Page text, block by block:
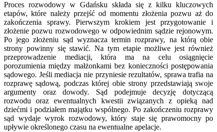
Proces rozwodowy w Gdańsku składa się z kilku kluczowych
etapów, które należy przejść od momentu złożenia pozwu aż do
zakończenia sprawy. Pierwszym krokiem jest przygotowanie i
złożenie pozwu rozwodowego w odpowiednim sądzie rejonowym.
Po jego złożeniu sąd wyznacza termin rozprawy, na którą obie
strony powinny się stawić. Na tym etapie możliwe jest również
przeprowadzenie mediacji, która ma na celu osiągnięcie
porozumienia między małżonkami bez konieczności postępowania
sądowego. Jeśli mediacja nie przyniesie rezultatów, sprawa trafia na
rozprawę sądową, podczas której obie strony przedstawiają swoje
argumenty oraz dowody. Sąd podejmuje decyzję dotyczącą
rozwodu oraz ewentualnych kwestii związanych z opieką nad
dziećmi i podziałem majątku wspólnego. Po zakończeniu rozprawy
sąd wydaje wyrok rozwodowy, który staje się prawomocny po
upływie określonego czasu na ewentualne apelacje.